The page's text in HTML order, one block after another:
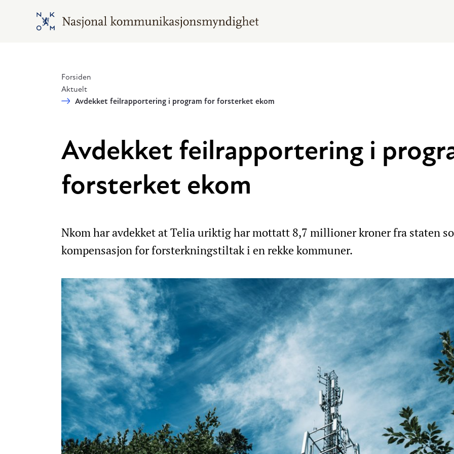
Hopp til hovedinnhold
Gå til hovedsiden
Forsiden
Aktuelt
Avdekket feilrapportering i program for forsterket ekom
Avdekket feilrapportering i
forsterket ekom
Nkom har avdekket at Telia uriktig har mottatt 8,7 millioner kroner fra staten
kompensasjon for forsterkningstiltak i en rekke kommuner.